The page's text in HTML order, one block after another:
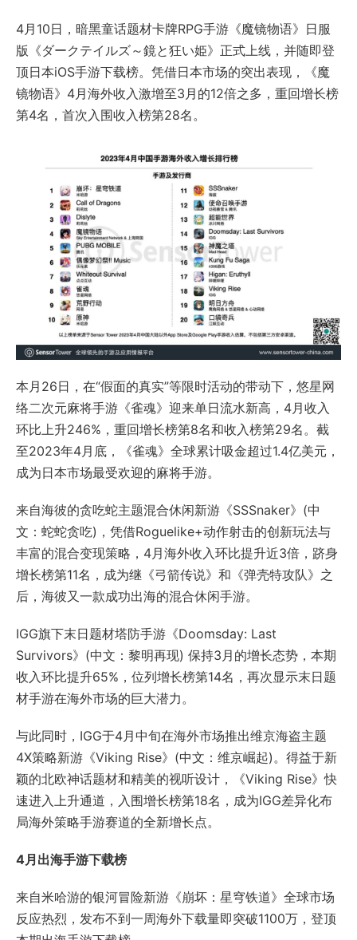
4月10日，暗黑童话题材卡牌RPG手游《魔镜物语》日服
版《ダークテイルズ～鏡と狂い姫》正式上线，并随即登
顶日本iOS手游下载榜。凭借日本市场的突出表现，《魔
镜物语》4月海外收入激增至3月的12倍之多，重回增长榜
第4名，首次入围收入榜第28名。
本月26日，在“假面的真实”等限时活动的带动下，悠星网
络二次元麻将手游《雀魂》迎来单日流水新高，4月收入
环比上升246%，重回增长榜第8名和收入榜第29名。截
至2023年4月底，《雀魂》全球累计吸金超过1.4亿美元，
成为日本市场最受欢迎的麻将手游。
来自海彼的贪吃蛇主题混合休闲新游《SSSnaker》(中
文：蛇蛇贪吃)，凭借Roguelike+动作射击的创新玩法与
丰富的混合变现策略，4月海外收入环比提升近3倍，跻身
增长榜第11名，成为继《弓箭传说》和《弹壳特攻队》之
后，海彼又一款成功出海的混合休闲手游。
IGG旗下末日题材塔防手游《Doomsday: Last
Survivors》(中文：黎明再现) 保持3月的增长态势，本期
收入环比提升65%，位列增长榜第14名，再次显示末日题
材手游在海外市场的巨大潜力。
与此同时，IGG于4月中旬在海外市场推出维京海盗主题
4X策略新游《Viking Rise》(中文：维京崛起)。得益于新
颖的北欧神话题材和精美的视听设计，《Viking Rise》快
速进入上升通道，入围增长榜第18名，成为IGG差异化布
局海外策略手游赛道的全新增长点。
4月出海手游下载榜
来自米哈游的银河冒险新游《崩坏：星穹铁道》全球市场
反应热烈，发布不到一周海外下载量即突破1100万，登顶